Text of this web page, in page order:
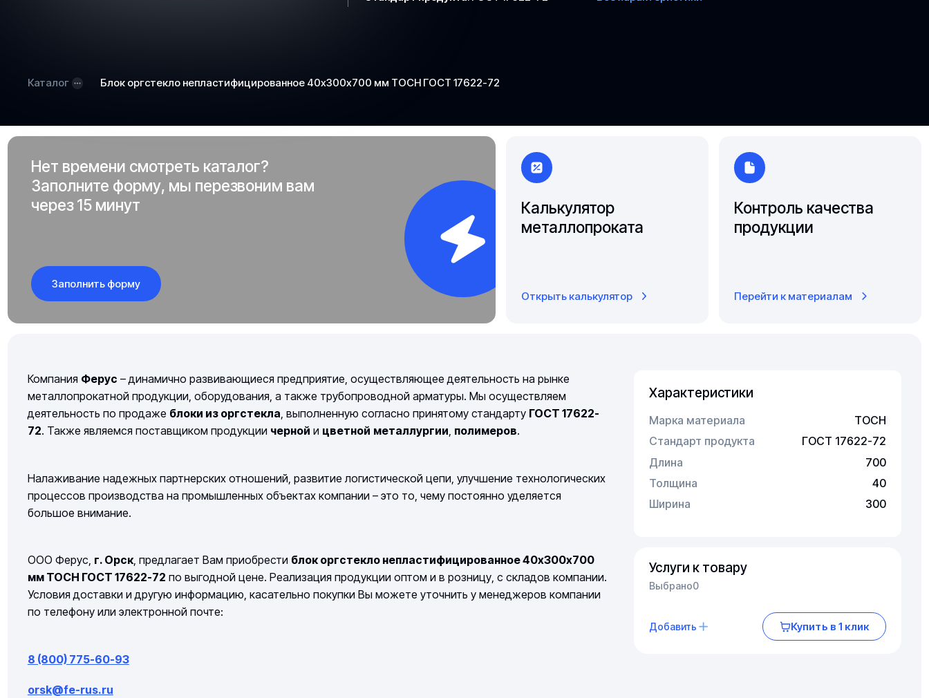
Каталог Блок оргстекло непластифицированное 40х300х700 мм ТОСН ГОСТ 17622-72
Нет времени смотреть каталог?
Заполните форму, мы перезвоним вам
через 15 минут
Заполнить форму
Калькулятор
металлопроката
Открыть калькулятор
Контроль качества
продукции
Перейти к материалам
Компания Ферус – динамично развивающиеся предприятие, осуществляющее деятельность на рынке
металлопрокатной продукции, оборудования, а также трубопроводной арматуры. Мы осуществляем
деятельность по продаже блоки из оргстекла , выполненную согласно принятому стандарту ГОСТ 17622-
72. Также являемся поставщиком продукции черной и цветной металлургии полимеров.
Налаживание надежных партнерских отношений, развитие логистической цепи, улучшение технологических
процессов производства на промышленных объектах компании – это то, чему постоянно уделяется
большое внимание.
ООО Ферус, г. Орск, предлагает Вам приобрести блок оргстекло непластифицированное 40х300х700
мм ТОСН ГОСТ 17622-72 по выгодной цене. Реализация продукции оптом и в розницу, с складов компании.
Условия доставки и другую информацию, касательно покупки Вы можете уточнить у менеджеров компании
по телефону или электронной почте:
8 (800) 775-60-93
orsk@fe-rus.ru
Характеристики
Марка материала
ТОСН
Стандарт продукта
ГОСТ 17622-72
Длина
700
Толщина
40
Ширина
300
Услуги к товару
Выбрано0
Добавить Купить в 1 клик